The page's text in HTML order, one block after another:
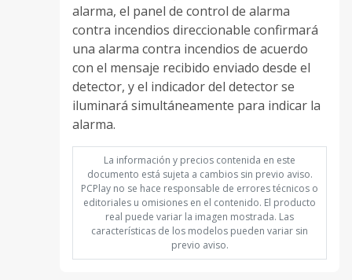
alarma, el panel de control de alarma
contra incendios direccionable confirmará
una alarma contra incendios de acuerdo
con el mensaje recibido enviado desde el
detector, y el indicador del detector se
iluminará simultáneamente para indicar la
alarma.
La información y precios contenida en este
documento está sujeta a cambios sin previo aviso.
PCPlay no se hace responsable de errores técnicos o
editoriales u omisiones en el contenido. El producto
real puede variar la imagen mostrada. Las
características de los modelos pueden variar sin
previo aviso.